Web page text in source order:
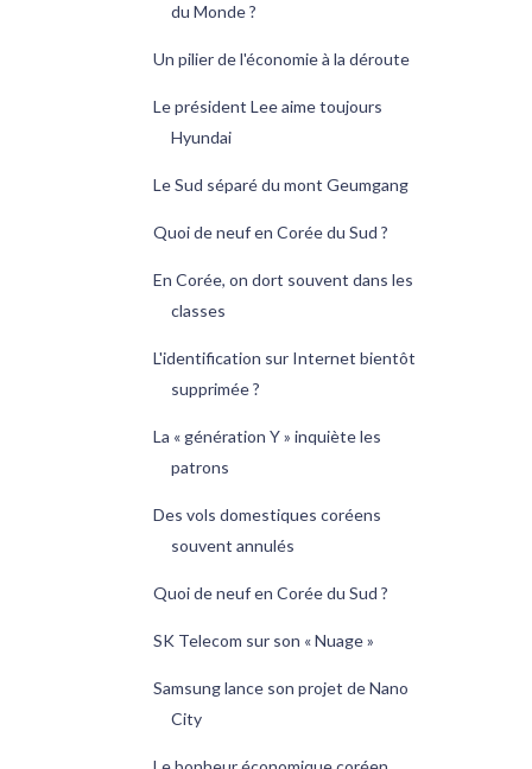
du Monde ?
Un pilier de l'économie à la déroute
Le président Lee aime toujours
Hyundai
Le Sud séparé du mont Geumgang
Quoi de neuf en Corée du Sud ?
En Corée, on dort souvent dans les
classes
L'identification sur Internet bientôt
supprimée ?
La « génération Y » inquiète les
patrons
Des vols domestiques coréens
souvent annulés
Quoi de neuf en Corée du Sud ?
SK Telecom sur son « Nuage »
Samsung lance son projet de Nano
City